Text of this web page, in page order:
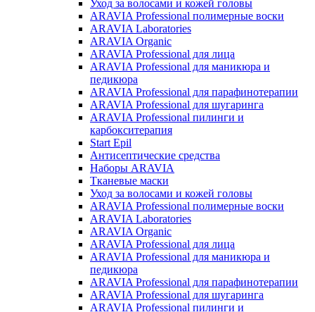
Уход за волосами и кожей головы
ARAVIA Professional полимерные воски
ARAVIA Laboratories
ARAVIA Organic
ARAVIA Professional для лица
ARAVIA Professional для маникюра и
педикюра
ARAVIA Professional для парафинотерапии
ARAVIA Professional для шугаринга
ARAVIA Professional пилинги и
карбокситерапия
Start Epil
Антисептические средства
Наборы ARAVIA
Тканевые маски
Уход за волосами и кожей головы
ARAVIA Professional полимерные воски
ARAVIA Laboratories
ARAVIA Organic
ARAVIA Professional для лица
ARAVIA Professional для маникюра и
педикюра
ARAVIA Professional для парафинотерапии
ARAVIA Professional для шугаринга
ARAVIA Professional пилинги и